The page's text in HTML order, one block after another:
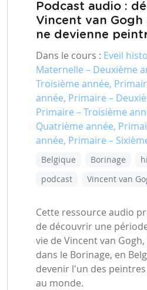
Podcast audio :
Vincent van
ne devienne
Dans le cours : Eveil
Maternelle – Deuxième
Troisième année,
année, Primaire –
Primaire – Troisième
Quatrième année,
année, Primaire –
Belgique Borinage
podcast
Vincent van
Cette ressource audio
de découvrir une
vie de Vincent van
dans le Borinage, en
devenir l'un des
au monde.